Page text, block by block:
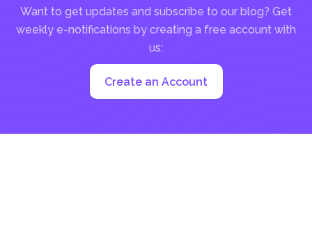
Want to get updates and subscribe to our blog? Get
weekly e-notifications by creating a free account with
us:
Create an Account